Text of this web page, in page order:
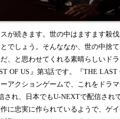
が続きます。世の中はますます殺
でしょう。そんななか、世の中捨て
、と思わせてくれる素晴らしいド
OF US』第3話です。『THE LAST
アクションゲームで、これをドラ
され、日本でもU-NEXTで配信され
に忠実に作られているようで、ゲ